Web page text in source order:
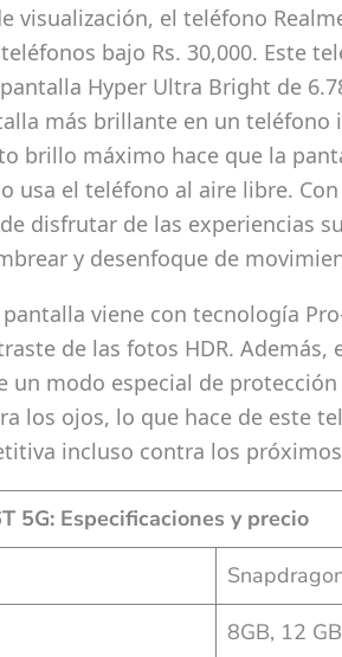
visualización, el teléfono
bajo Rs. 30,000. Este
Hyper Ultra Bright de
más brillante en un teléfono
brillo máximo hace que la
usa el teléfono al aire libre.
disfrutar de las experiencias
y desenfoque de
viene con tecnología
de las fotos HDR. Además,
un modo especial de
los ojos, lo que hace de este
incluso contra los
5G: Especificaciones y precio
8GB, 12 GB